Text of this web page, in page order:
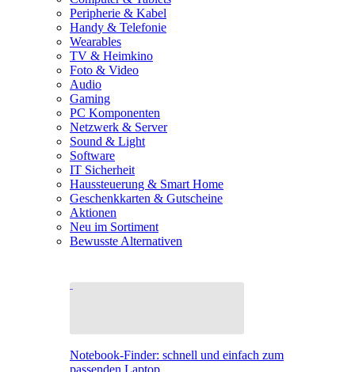
Peripherie & Kabel
Handy & Telefonie
Wearables
TV & Heimkino
Foto & Video
Audio
Gaming
PC Komponenten
Netzwerk & Server
Sound & Light
Software
IT Sicherheit
Haussteuerung & Smart Home
Geschenkkarten & Gutscheine
Aktionen
Neu im Sortiment
Bewusste Alternativen
Notebook-Finder: schnell und einfach zum
passenden Laptop